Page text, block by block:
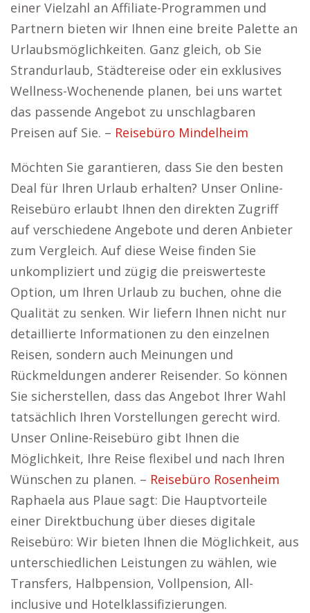
einer Vielzahl an Affiliate-Programmen und
Partnern bieten wir Ihnen eine breite Palette an
Urlaubsmöglichkeiten. Ganz gleich, ob Sie
Strandurlaub, Städtereise oder ein exklusives
Wellness-Wochenende planen, bei uns wartet
das passende Angebot zu unschlagbaren
Preisen auf Sie. – Reisebüro Mindelheim
Möchten Sie garantieren, dass Sie den besten
Deal für Ihren Urlaub erhalten? Unser Online-
Reisebüro erlaubt Ihnen den direkten Zugriff
auf verschiedene Angebote und deren Anbieter
zum Vergleich. Auf diese Weise finden Sie
unkompliziert und zügig die preiswerteste
Option, um Ihren Urlaub zu buchen, ohne die
Qualität zu senken. Wir liefern Ihnen nicht nur
detaillierte Informationen zu den einzelnen
Reisen, sondern auch Meinungen und
Rückmeldungen anderer Reisender. So können
Sie sicherstellen, dass das Angebot Ihrer Wahl
tatsächlich Ihren Vorstellungen gerecht wird.
Unser Online-Reisebüro gibt Ihnen die
Möglichkeit, Ihre Reise flexibel und nach Ihren
Wünschen zu planen. – Reisebüro Rosenheim
Raphaela aus Plaue sagt: Die Hauptvorteile
einer Direktbuchung über dieses digitale
Reisebüro: Wir bieten Ihnen die Möglichkeit, aus
unterschiedlichen Leistungen zu wählen, wie
Transfers, Halbpension, Vollpension, All-
inclusive und Hotelklassifizierungen.